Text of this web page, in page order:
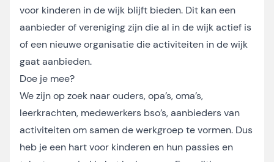
voor kinderen in de wijk blijft bieden. Dit kan een
aanbieder of vereniging zijn die al in de wijk actief is
of een nieuwe organisatie die activiteiten in de wijk
gaat aanbieden.
Doe je mee?
We zijn op zoek naar ouders, opa’s, oma’s,
leerkrachten, medewerkers bso’s, aanbieders van
activiteiten om samen de werkgroep te vormen. Dus
heb je een hart voor kinderen en hun passies en